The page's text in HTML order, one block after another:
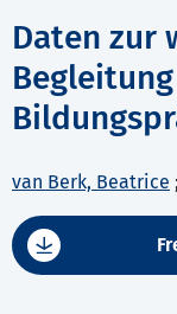
Daten zur
van Berk, Beatrice ;